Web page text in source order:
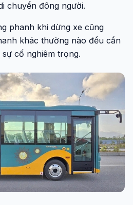
chuyển đông người.
phanh khi dừng xe cũng
khác thường nào đều cần
cố nghiêm trọng.